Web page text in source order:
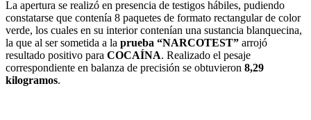
La apertura se realizó en presencia de testigos hábiles, pudiendo
constatarse que contenía 8 paquetes de formato rectangular de color
verde, los cuales en su interior contenían una sustancia blanquecina,
la que al ser sometida a la prueba “NARCOTEST” arrojó
resultado positivo para COCAÍNA. Realizado el pesaje
correspondiente en balanza de precisión se obtuvieron 8,29
kilogramos.